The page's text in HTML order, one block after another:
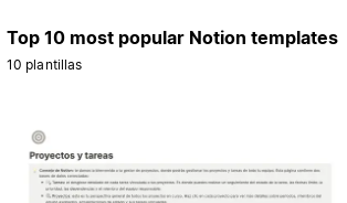
Top 10 most popular Notion templates
10 plantillas